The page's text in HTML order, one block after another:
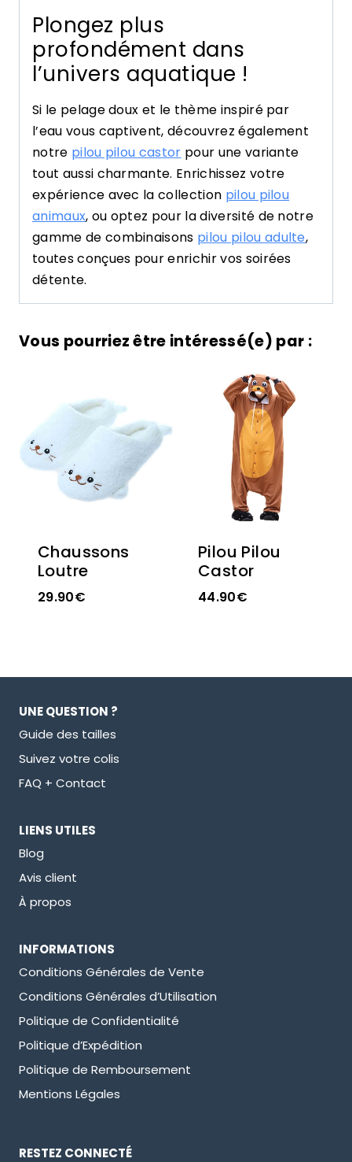
Plongez plus
profondément dans
l’univers aquatique !
Si le pelage doux et le thème inspiré par
l’eau vous captivent, découvrez également
notre pilou pilou castor pour une variante
tout aussi charmante. Enrichissez votre
expérience avec la collection pilou pilou
animaux, ou optez pour la diversité de notre
gamme de combinaisons pilou pilou adulte,
toutes conçues pour enrichir vos soirées
détente.
Vous pourriez être intéressé(e) par :
Chaussons
Loutre
29.90€
Pilou Pilou
Castor
44.90€
UNE QUESTION ?
Guide des tailles
Suivez votre colis
FAQ + Contact
LIENS UTILES
Blog
Avis client
À propos
INFORMATIONS
Conditions Générales de Vente
Conditions Générales d’Utilisation
Politique de Confidentialité
Politique d’Expédition
Politique de Remboursement
Mentions Légales
RESTEZ CONNECTÉ